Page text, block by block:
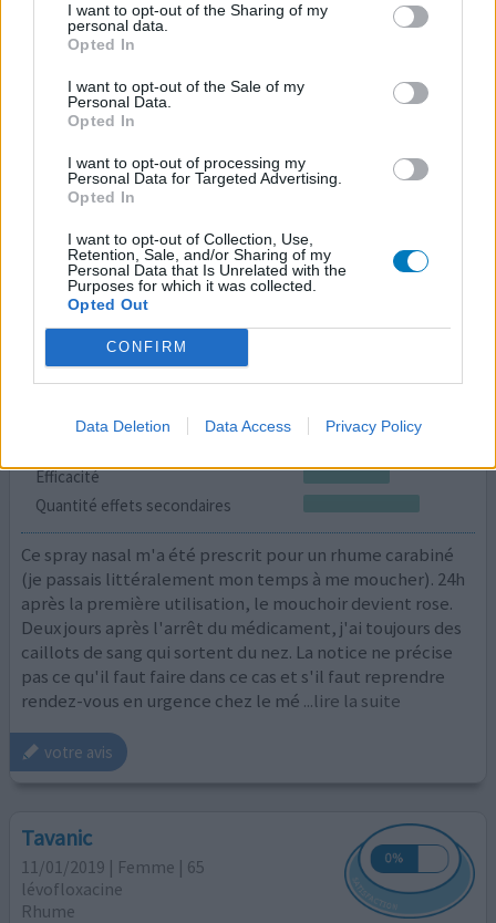
I want to opt-out of the Sharing of my
personal data.
Opted In
I want to opt-out of the Sale of my
Personal Data.
Opted In
I want to opt-out of processing my
Personal Data for Targeted Advertising.
Opted In
I want to opt-out of Collection, Use,
Retention, Sale, and/or Sharing of my
Personal Data that Is Unrelated with the
Purposes for which it was collected.
Opted Out
CONFIRM
Data Deletion Data Access Privacy Policy
Quantité effets secondaires
j'ai utilisé actisoufre pour soigner un simple rhume et un
nez bouché: le produit est parti dans l'oreille gauche...
Très forte douleur, insupportable, beaucoup
hypersensibilité aux bruits les plus simples... J'entends
faux tous les sons ( pour une musicienne, c'est dur !) Tout
votre avis
Nasonex
15/03/2019 | Femme | 29
Efficacité
Quantité effets secondaires
Ce spray nasal m'a été prescrit pour un rhume carabiné
(je passais littéralement mon temps à me moucher). 24h
après la première utilisation, le mouchoir devient rose.
Deux jours après l'arrêt du médicament, j'ai toujours des
caillots de sang qui sortent du nez. La notice ne précise
pas ce qu'il faut faire dans ce cas et s'il faut reprendre
rendez-vous en urgence chez le mé ...lire la suite
votre avis
Tavanic
11/01/2019 | Femme | 65
lévofloxacine
Rhume